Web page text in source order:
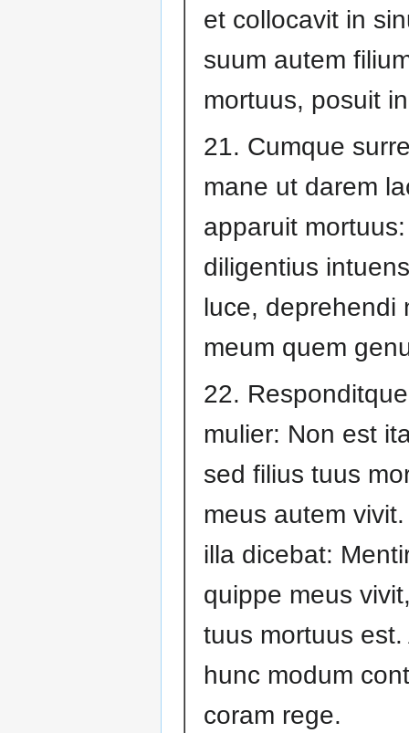
et collocavit in
suum autem
mortuus, posuit
21. Cumque
mane ut darem
apparuit
diligentius
luce, deprehendi
meum quem
22.
mulier: Non est
sed filius tuus
meus autem
illa dicebat:
quippe meus
tuus mortuus
hunc modum
coram rege.